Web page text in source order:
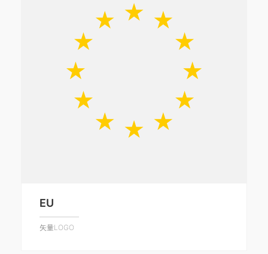
EU
矢量LOGO